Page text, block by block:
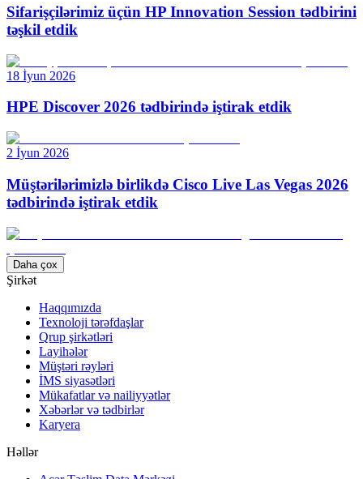
Sifarişçilərimiz üçün HP Innovation Session tədbirini
təşkil etdik
18 İyun 2026
HPE Discover 2026 tədbirində iştirak etdik
2 İyun 2026
Müştərilərimizlə birlikdə Cisco Live Las Vegas 2026
tədbirində iştirak etdik
Daha çox
Şirkət
Haqqımızda
Texnoloji tərəfdaşlar
Qrup şirkətləri
Layihələr
Müştəri rəyləri
İMS siyasətləri
Mükafatlar və nailiyyətlər
Xəbərlər və tədbirlər
Karyera
Həllər